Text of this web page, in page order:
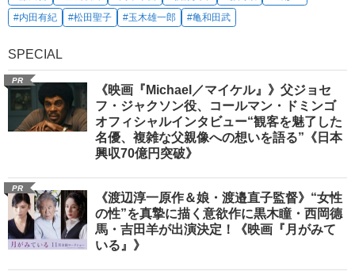
#内田有紀
#松田聖子 #玉木雄一郎 #亀和田武
SPECIAL
PR
《映画『Michael／マイケル』》父ジョセ
フ・ジャクソン役、コールマン・ドミンゴ
オフィシャルインタビュー“観客を魅了した
名優、複雑な父親像への想いを語る”《日本
興収70億円突破》
PR
《渡辺淳一原作＆娘・渡邉直子監督》“女性
の性”を真摯に描く意欲作に黒木瞳・西岡德
馬・吉田羊が出演決定！《映画『月がみて
いる』》